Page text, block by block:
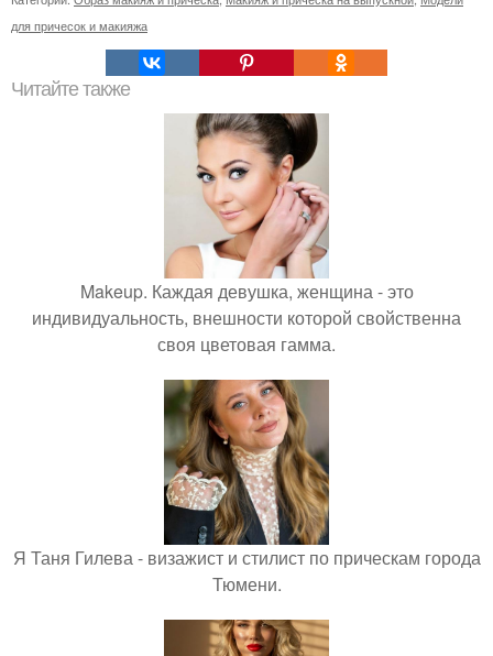
для причесок и макияжа
Читайте также
Makeup. Каждая девушка, женщина - это
индивидуальность, внешности которой свойственна
своя цветовая гамма.
Я Таня Гилева - визажист и стилист по прическам города
Тюмени.